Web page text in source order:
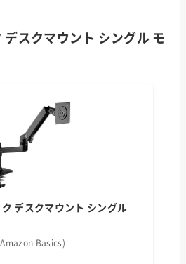
スクマウント シングル モ
デスクマウント シングル
Basics)